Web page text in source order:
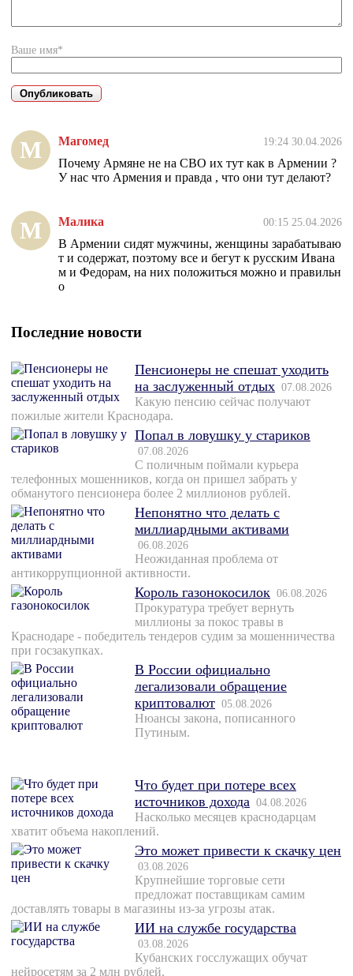
Ваше имя*
М Магомед 19:24 30.04.2026
Почему Армяне не на СВО их тут как в Армении ?
У нас что Армения и правда , что они тут делают?
М Малика 00:15 25.04.2026
В Армении сидят мужчины, женщины зарабатываю
т и содержат, поэтому все и бегут к русским Ивана
м и Федорам, на них положиться можно и правильн
о
Последние новости
Пенсионеры не спешат уходить
на заслуженный отдых 07.08.2026
Какую пенсию сейчас получают
пожилые жители Краснодара.
Попал в ловушку у стариков
07.08.2026
С поличным поймали курьера
телефонных мошенников, когда он пришел забрать у
обманутого пенсионера более 2 миллионов рублей.
Непонятно что делать с
миллиардными активами
06.08.2026
Неожиданная проблема от
антикоррупционной активности.
Король газонокосилок 06.08.2026
Прокуратура требует вернуть
миллионы за покос травы в
Краснодаре - победитель тендеров судим за мошенничества
при госзакупках.
В России официально
легализовали обращение
криптовалют 05.08.2026
Нюансы закона, пописанного
Путиным.
Что будет при потере всех
источников дохода 04.08.2026
Насколько месяцев краснодарцам
хватит объема накоплений.
Это может привести к скачку цен
03.08.2026
Крупнейшие торговые сети
предложат поставщикам самим
доставлять товары в магазины из-за угрозы атак.
ИИ на службе государства
03.08.2026
Кубанских госслужащих обучат
нейросетям за 2 млн рублей.